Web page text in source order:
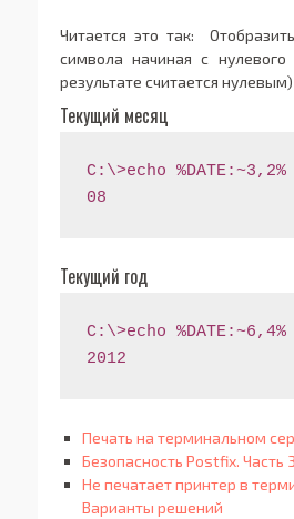
Читается это так:
символа начиная с
результате считается нулевым)
Текущий месяц
C:\>echo %DATE:~3,2%
08
Текущий год
C:\>echo %DATE:~6,4%
2012
Печать на терминальном
Безопасность Postfix. Часть 3
Не печатает принтер в
Варианты решений